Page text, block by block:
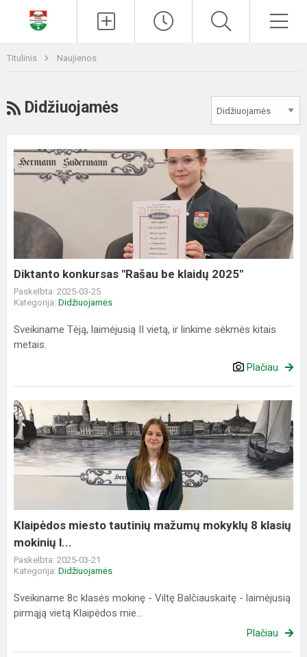
Titulinis Naujienos
RSS
Didžiuojamės
Diktanto
konkursas
klaidų
Diktanto konkursas "Rašau be klaidų 2025"
Paskelbta: 2025-03-25
Kategorija: Didžiuojamės
Sveikiname Tėją, laimėjusią II vietą, ir linkime sėkmės kitais
metais.
Plačiau
Klaipėdos
miesto
tautinių
mažumų
mokyklų
mokinių
l...
Klaipėdos miesto tautinių mažumų mokyklų 8 klasių
mokinių l...
Paskelbta: 2025-03-21
Kategorija: Didžiuojamės
Sveikiname 8c klasės mokinę - Viltę Balčiauskaitę - laimėjusią
pirmąją vietą Klaipėdos mie...
Plačiau